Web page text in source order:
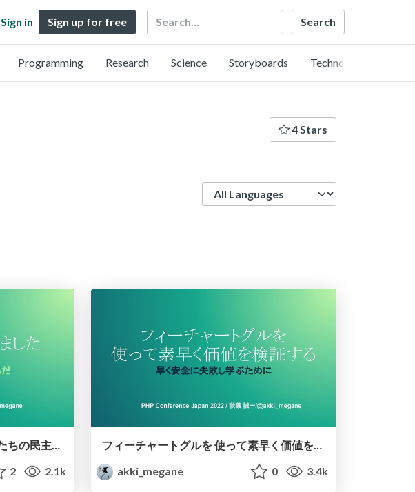
Sign in Sign up for free Search
Programming Research Science Storyboards Technology
4 Stars
データの民主化はじめました 俺たちの民主化はこれからだ
2 2.1k
フィーチャートグルを 使って素早く価値を検証する 早く安全に失敗し学ぶために
akki_megane
0 3.4k